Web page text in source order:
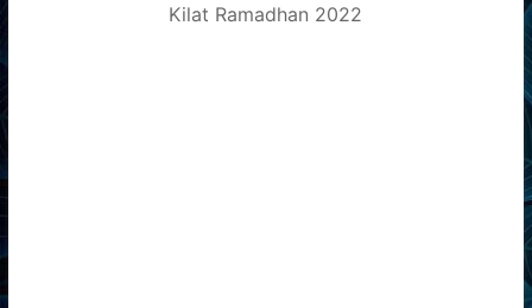
Kilat Ramadhan 2022